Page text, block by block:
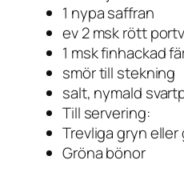
1 nypa saffran
ev 2 msk rött
1 msk finhackad
smör till stekning
salt, nymald
Till servering:
Trevliga gryn
Gröna bönor